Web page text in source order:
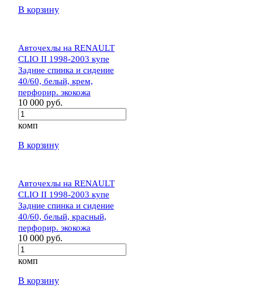
В корзину
Авточехлы на RENAULT
CLIO II 1998-2003 купе
Задние спинка и сидение
40/60, белый, крем,
перфорир. экокожа
10 000 руб.
комп
В корзину
Авточехлы на RENAULT
CLIO II 1998-2003 купе
Задние спинка и сидение
40/60, белый, красный,
перфорир. экокожа
10 000 руб.
комп
В корзину